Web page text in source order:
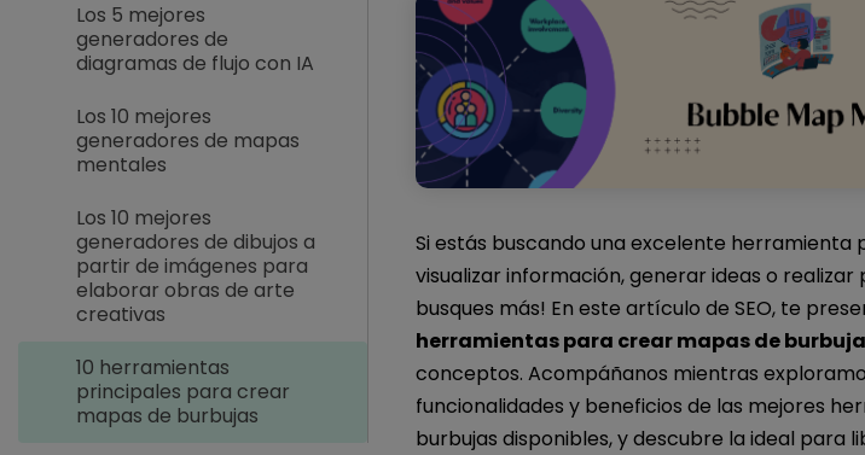
Los 5 mejores
generadores de
diagramas de flujo con IA
Los 10 mejores
generadores de mapas
mentales
Los 10 mejores
generadores de dibujos a
partir de imágenes para
elaborar obras de arte
creativas
10 herramientas
principales para crear
mapas de burbujas
Si estás buscando una excelente herramienta
visualizar información, generar ideas o
busques más! En este artículo de SEO, te
herramientas para crear mapas de
conceptos. Acompáñanos mientras
funcionalidades y beneficios de las mejores
burbujas disponibles, y descubre la ideal para